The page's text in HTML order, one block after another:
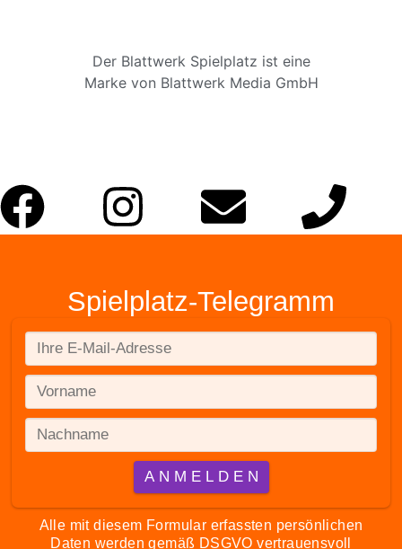
Der Blattwerk Spielplatz ist eine
Marke von Blattwerk Media GmbH
Spielplatz-Telegramm
Alle mit diesem Formular erfassten persönlichen
Daten werden gemäß DSGVO vertrauensvoll